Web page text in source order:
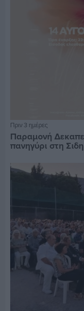
Πριν 3 ημέρες
Παραμονή
πανηγύρι στη